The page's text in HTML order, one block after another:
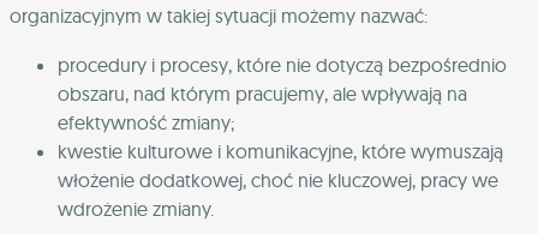
organizacyjnym w takiej sytuacji możemy nazwać:
procedury i procesy, które nie dotyczą bezpośrednio
obszaru, nad którym pracujemy, ale wpływają na
efektywność zmiany;
kwestie kulturowe i komunikacyjne, które wymuszają
włożenie dodatkowej, choć nie kluczowej, pracy we
wdrożenie zmiany.